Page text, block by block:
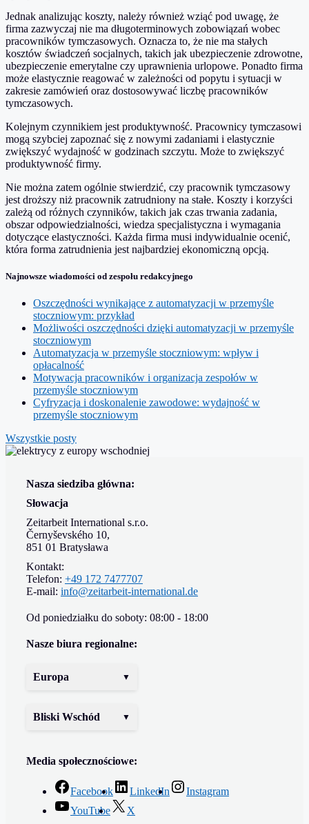
Jednak analizując koszty, należy również wziąć pod uwagę, że
firma zazwyczaj nie ma długoterminowych zobowiązań wobec
pracowników tymczasowych. Oznacza to, że nie ma stałych
kosztów świadczeń socjalnych, takich jak ubezpieczenie zdrowotne,
ubezpieczenie emerytalne czy uprawnienia urlopowe. Ponadto firma
może elastycznie reagować w zależności od popytu i sytuacji w
zakresie zamówień oraz dostosowywać liczbę pracowników
tymczasowych.
Kolejnym czynnikiem jest produktywność. Pracownicy tymczasowi
mogą szybciej zapoznać się z nowymi zadaniami i elastycznie
zwiększyć wydajność w godzinach szczytu. Może to zwiększyć
produktywność firmy.
Nie można zatem ogólnie stwierdzić, czy pracownik tymczasowy
jest droższy niż pracownik zatrudniony na stałe. Koszty i korzyści
zależą od różnych czynników, takich jak czas trwania zadania,
obszar odpowiedzialności, wiedza specjalistyczna i wymagania
dotyczące elastyczności. Każda firma musi indywidualnie ocenić,
która forma zatrudnienia jest najbardziej ekonomiczną opcją.
Najnowsze wiadomości od zespołu redakcyjnego
Oszczędności wynikające z automatyzacji w przemyśle
stoczniowym: przykład
Możliwości oszczędności dzięki automatyzacji w przemyśle
stoczniowym
Automatyzacja w przemyśle stoczniowym: wpływ i
opłacalność
Motywacja pracowników i organizacja zespołów w
przemyśle stoczniowym
Cyfryzacja i doskonalenie zawodowe: wydajność w
przemyśle stoczniowym
Wszystkie posty
Nasza siedziba główna:
Słowacja
Zeitarbeit International s.r.o.
Černyševského 10,
851 01 Bratysława
Kontakt:
Telefon: +49 172 7477707
E-mail: info@zeitarbeit-international.de
Od poniedziałku do soboty: 08:00 - 18:00
Nasze biura regionalne:
Europa
Bliski Wschód
Media społecznościowe:
Facebook LinkedIn
Instagram
YouTube
X